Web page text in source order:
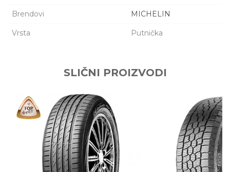
Brendovi MICHELIN
Vrsta Putnička
SLIČNI PROIZVODI